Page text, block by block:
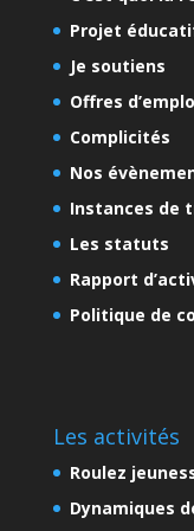
Projet
Je soutiens
Offres
Complicités
Nos
Instances de
Les statuts
Rapport
Politique de
Les activités
Roulez
Dynamiques